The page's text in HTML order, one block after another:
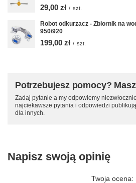
29,00 zł / szt.
Robot odkurzacz - Zbiornik na
950/920
199,00 zł / szt.
Potrzebujesz pomocy?
Zadaj pytanie a my odpowiemy
najciekawsze pytania i odpowiedzi
dla innych.
Napisz swoją opinię
Twoja ocena: